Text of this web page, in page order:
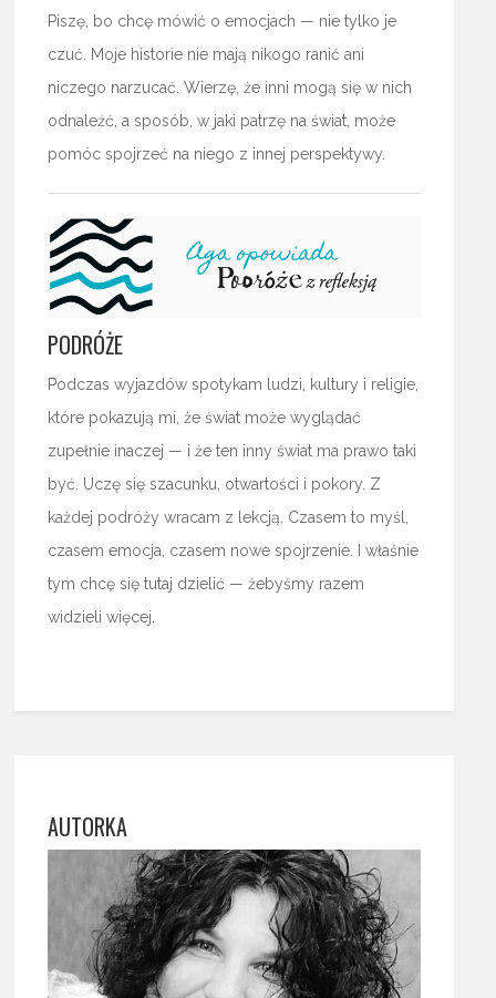
Piszę, bo chcę mówić o emocjach — nie tylko je
czuć. Moje historie nie mają nikogo ranić ani
niczego narzucać. Wierzę, że inni mogą się w nich
odnaleźć, a sposób, w jaki patrzę na świat, może
pomóc spojrzeć na niego z innej perspektywy.
PODRÓŻE
Podczas wyjazdów spotykam ludzi, kultury i religie,
które pokazują mi, że świat może wyglądać
zupełnie inaczej — i że ten inny świat ma prawo taki
być. Uczę się szacunku, otwartości i pokory. Z
każdej podróży wracam z lekcją. Czasem to myśl,
czasem emocja, czasem nowe spojrzenie. I właśnie
tym chcę się tutaj dzielić — żebyśmy razem
widzieli więcej.
AUTORKA